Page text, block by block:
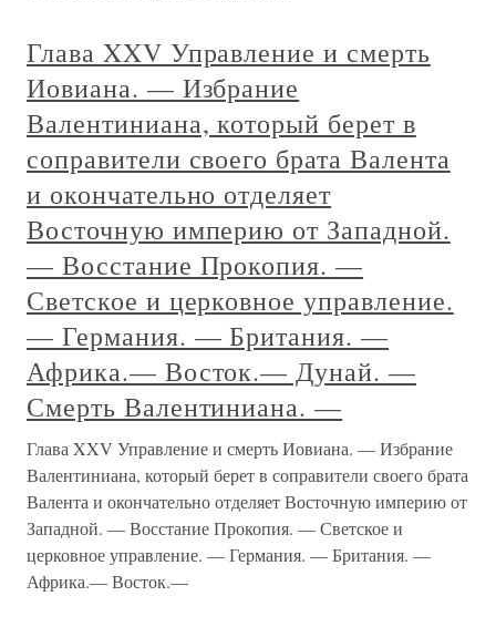
Глава XXV Управление и смерть
Иовиана. — Избрание
Валентиниана, который берет в
соправители своего брата Валента
и окончательно отделяет
Восточную империю от Западной.
— Восстание Прокопия. —
Светское и церковное управление.
— Германия. — Британия. —
Африка.— Восток.— Дунай. —
Смерть Валентиниана. —
Глава XXV Управление и смерть Иовиана. — Избрание
Валентиниана, который берет в соправители своего брата
Валента и окончательно отделяет Восточную империю от
Западной. — Восстание Прокопия. — Светское и
церковное управление. — Германия. — Британия. —
Африка.— Восток.—